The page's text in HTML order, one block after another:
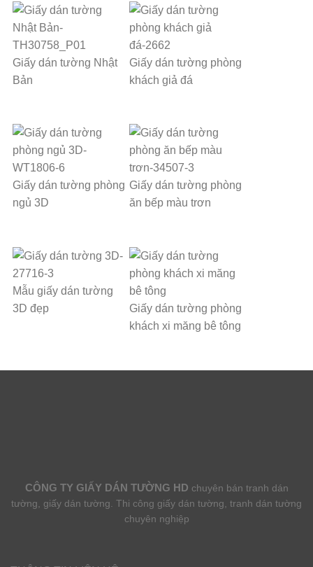
Giấy dán tường Nhật
Bản
Giấy dán tường phòng
khách giả đá
Giấy dán tường phòng
ngủ 3D
Giấy dán tường phòng
ăn bếp màu trơn
Mẫu giấy dán tường
3D đẹp
Giấy dán tường phòng
khách xi măng bê tông
CÔNG TY GIẤY DÁN TƯỜNG HD chuyên bán tranh dán
tường, giấy dán tường. Thi công giấy dán tường, tranh dán tường
chuyên nghiệp